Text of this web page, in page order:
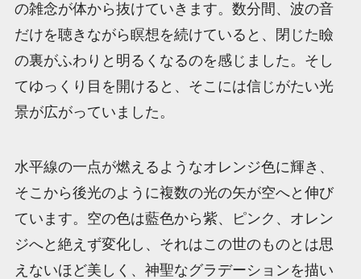
の雑念が体から抜けていきます。数分間、波の音
だけを聴きながら瞑想を続けていると、閉じた瞼
の裏がふわりと明るくなるのを感じました。そし
てゆっくり目を開けると、そこには信じがたい光
景が広がっていました。
水平線の一点が燃えるようなオレンジ色に輝き、
そこから後光のように複数の光の矢が空へと伸び
ています。空の色は藍色から紫、ピンク、オレン
ジへと絶えず変化し、それはこの世のものとは思
えないほど美しく、神聖なグラデーションを描い